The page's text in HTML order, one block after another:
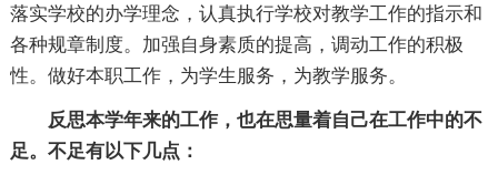
落实学校的办学理念，认真执行学校对教学工作的指示和
各种规章制度。加强自身素质的提高，调动工作的积极
性。做好本职工作，为学生服务，为教学服务。
反思本学年来的工作，也在思量着自己在工作中的不
足。不足有以下几点：